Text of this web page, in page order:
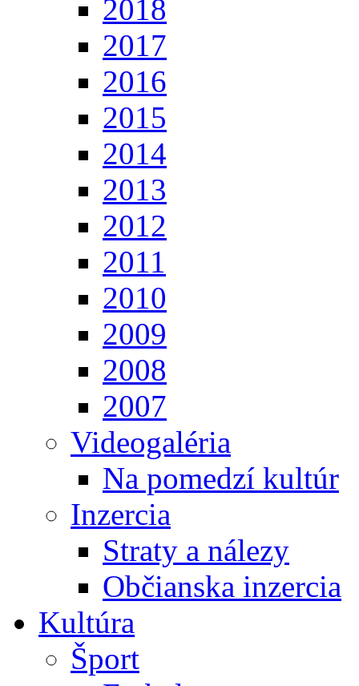
2018
2017
2016
2015
2014
2013
2012
2011
2010
2009
2008
2007
Videogaléria
Na pomedzí kultúr
Inzercia
Straty a nálezy
Občianska inzercia
Kultúra
Šport